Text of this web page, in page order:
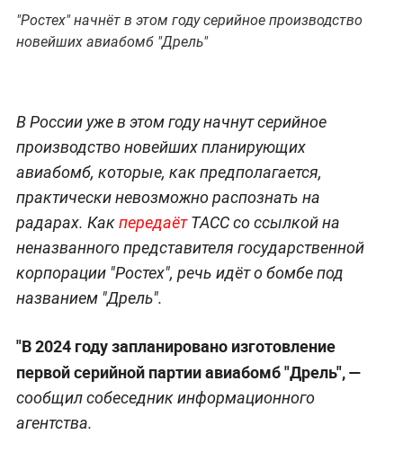
"Ростех" начнёт в этом году серийное производство
новейших авиабомб "Дрель"
В России уже в этом году начнут серийное
производство новейших планирующих
авиабомб, которые, как предполагается,
практически невозможно распознать на
радарах. КакпередаётТАСС со ссылкой на
неназванного представителя государственной
корпорации "Ростех", речь идёт о бомбе под
названием "Дрель".
"В 2024 году запланировано изготовление
первой серийной партии авиабомб "Дрель", —
сообщил собеседник информационного
агентства.